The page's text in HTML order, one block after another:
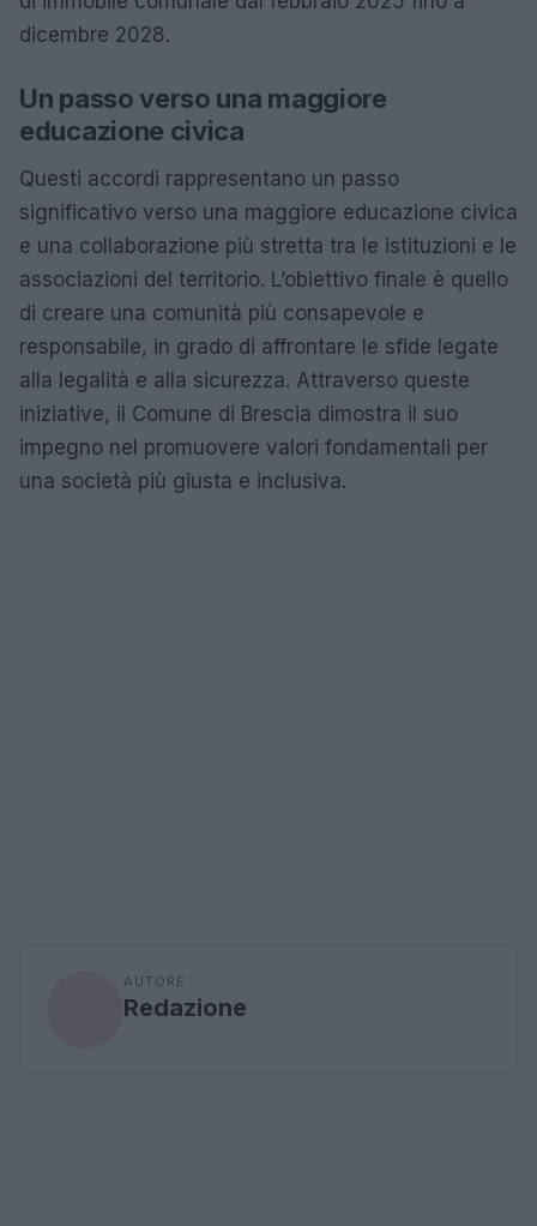
dicembre 2028.
Un passo verso una maggiore
educazione civica
Questi accordi rappresentano un passo
significativo verso una maggiore educazione civica
e una collaborazione più stretta tra le istituzioni e le
associazioni del territorio. L’obiettivo finale è quello
di creare una comunità più consapevole e
responsabile, in grado di affrontare le sfide legate
alla legalità e alla sicurezza. Attraverso queste
iniziative, il Comune di Brescia dimostra il suo
impegno nel promuovere valori fondamentali per
una società più giusta e inclusiva.
AUTORE
Redazione